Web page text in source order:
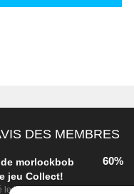
DES MEMBRES
morlockbob
jeu Collect!
leil y a 1 jour
60%